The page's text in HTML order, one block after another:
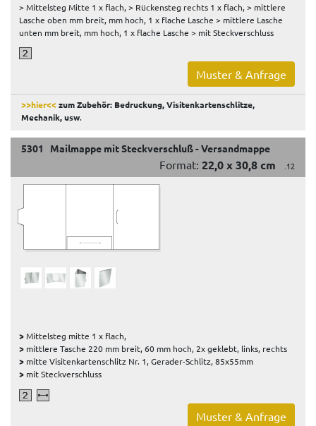
> Mittelsteg Mitte 1 x flach, > Rückensteg rechts 1 x flach, > mittlere
Lasche oben mm breit, mm hoch, 1 x flache Lasche > mittlere Lasche
unten mm breit, mm hoch, 1 x flache Lasche > mit Steckverschluss
Muster & Anfrage
>>hier<<zum Zubehör: Bedruckung, Visitenkartenschlitze,
Mechanik, usw.
5301 Mailmappe mit Steckverschluß - Versandmappe
Format: 22,0 x 30,8 cm .12
>Mittelsteg mitte 1 x flach,
> mittlere Tasche 220 mm breit, 60 mm hoch, 2x geklebt, links, rechts
> mitte Visitenkartenschlitz Nr. 1, Gerader-Schlitz, 85x55mm
> mit Steckverschluss
Muster & Anfrage